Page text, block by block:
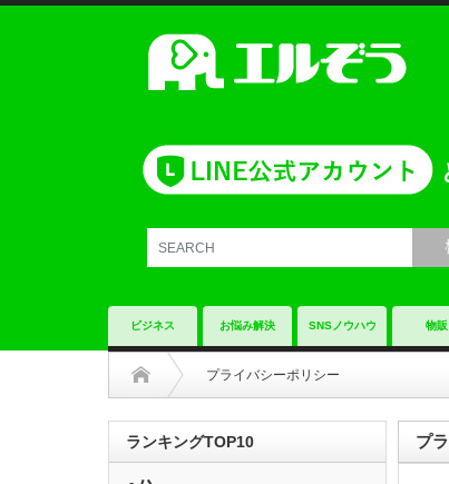
ビジネス お悩み解決 SNSノウハウ 物販
プライバシーポリシー
ランキングTOP10 プ